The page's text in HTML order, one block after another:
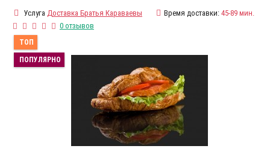
Услуга Доставка Братья Караваевы Время доставки: 45-89 мин.
0 отзывов
ТОП
ПОПУЛЯРНО